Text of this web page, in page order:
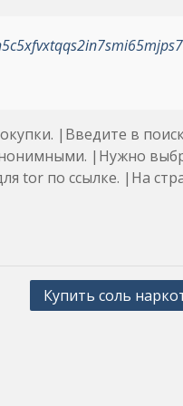
|Введите в
|Нужно
tor по ссылке. |На
Купить соль